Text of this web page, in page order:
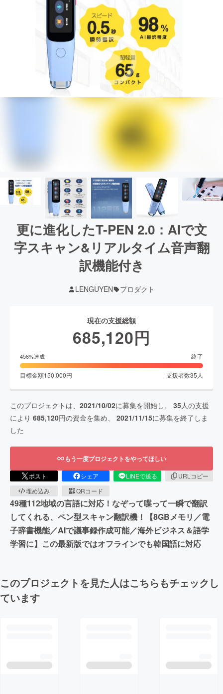
更に進化したT-PEN 2.0：AIで文
字スキャン&リアルタイム音声翻
訳機能付き
LENGUYEN プロダクト
現在の支援総額
685,120円
456%達成 終了
目標金額150,000円 支援者数35 人
このプロジェクトは、 2021/10/02に募集を開始し、 35人の支援
により 685,120円の資金を集め、 2021/11/15に募集を終了しま
した
もう一度プロジェクトをやってほしい
ポスト シェア LINEで送る
URLコピー
埋め込み
QRコード
49種112地域の言語に対応！なぞって喋って一瞬で翻訳
してくれる、ペン型スキャン翻訳機！【8GBメモリ／電
子辞書機能／AIで議事録作成可能／海外ビジネス＆語学
学習に】この最新版ではオフラインでも韓国語に対応
このプロジェクトを見た人はこちらもチェックし
ています